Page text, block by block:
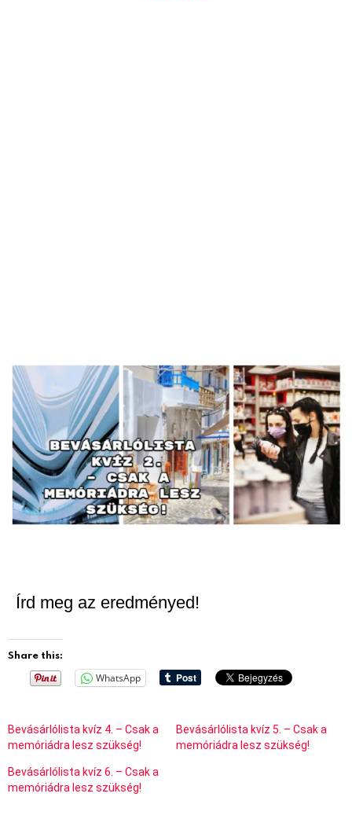
Írd meg az eredményed!
Share this:
WhatsApp
Bevásárlólista kvíz 4. – Csak a
memóriádra lesz szükség!
Bevásárlólista kvíz 5. – Csak a
memóriádra lesz szükség!
Bevásárlólista kvíz 6. – Csak a
memóriádra lesz szükség!